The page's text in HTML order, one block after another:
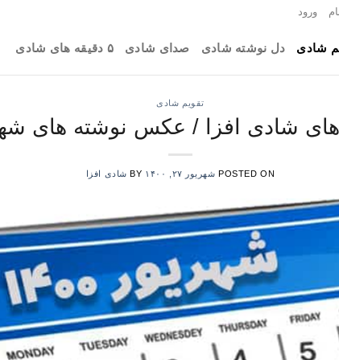
ورود
شادی دل نوشته شادی صدای شادی ۵ دقیقه های شادی
تقویم شادی
شادی افزا / عکس نوشته های
POSTED ON شهریور ۲۷, ۱۴۰۰ BY شادی افزا